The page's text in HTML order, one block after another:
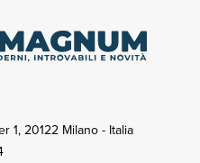
1, 20122 Milano - Italia